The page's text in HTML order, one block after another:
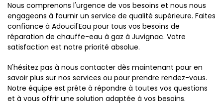
Nous comprenons l'urgence de vos besoins et nous nous
engageons à fournir un service de qualité supérieure. Faites
confiance à Adoucil'Eau pour tous vos besoins de
réparation de chauffe-eau à gaz à Juvignac. Votre
satisfaction est notre priorité absolue.
N'hésitez pas à nous contacter dès maintenant pour en
savoir plus sur nos services ou pour prendre rendez-vous.
Notre équipe est prête à répondre à toutes vos questions
et à vous offrir une solution adaptée à vos besoins.